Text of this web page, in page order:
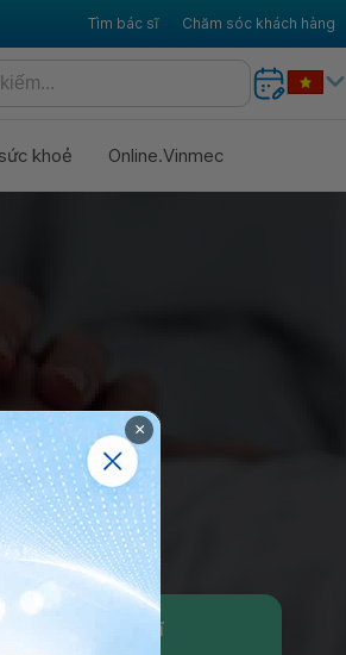
Tìm bác sĩ Chăm sóc khách hàng
khoẻ Online.Vinmec
Tìm bác sĩ
×